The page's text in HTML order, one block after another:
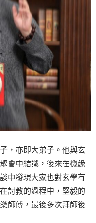
，亦即大弟子。他與玄
會中結識，後來在機緣
中發現大家也對玄學有
討教的過程中，堅毅的
師傅，最後多次拜師後